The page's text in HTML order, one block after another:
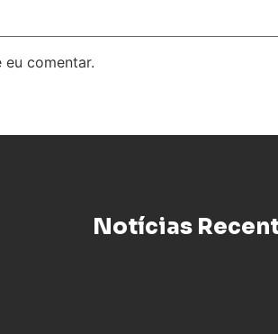
comentar.
Notícias